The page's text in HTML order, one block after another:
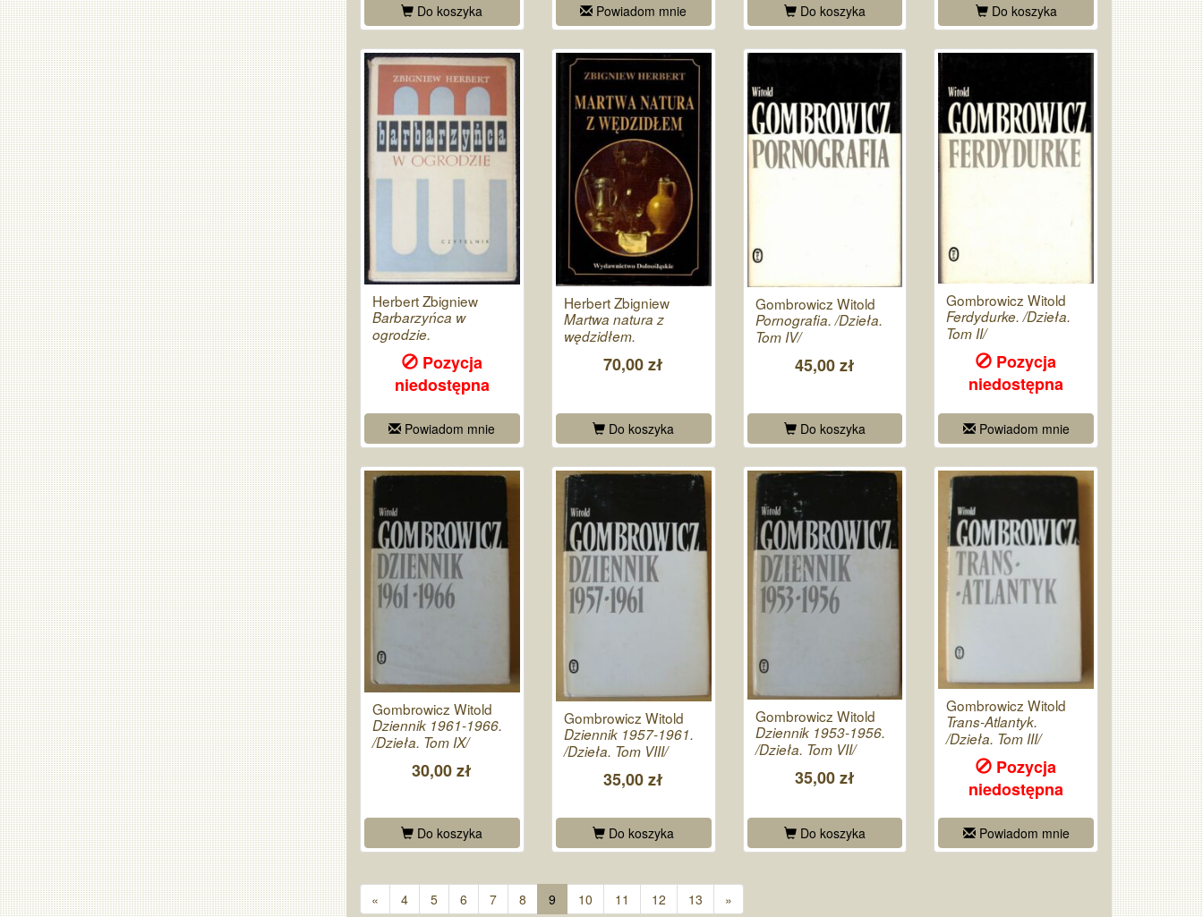
Do koszyka Powiadom mnie Do koszyka Do koszyka
Herbert Zbigniew
Barbarzyńca w
ogrodzie.
Pozycja
niedostępna
Powiadom mnie
Herbert Zbigniew
Martwa natura z
wędzidłem.
70,00 zł
Do koszyka
Gombrowicz Witold
Pornografia. /Dzieła.
Tom IV/
45,00 zł
Do koszyka
Gombrowicz Witold
Ferdydurke. /Dzieła.
Tom II/
Pozycja
niedostępna
Powiadom mnie
Gombrowicz Witold
Dziennik 1961-1966.
/Dzieła. Tom IX/
30,00 zł
Do koszyka
Gombrowicz Witold
Dziennik 1957-1961.
/Dzieła. Tom VIII/
35,00 zł
Do koszyka
Gombrowicz Witold
Dziennik 1953-1956.
/Dzieła. Tom VII/
35,00 zł
Do koszyka
Gombrowicz Witold
Trans-Atlantyk.
/Dzieła. Tom III/
Pozycja
niedostępna
Powiadom mnie
« 4 5 6 7 8 9 10 11 12 13 »